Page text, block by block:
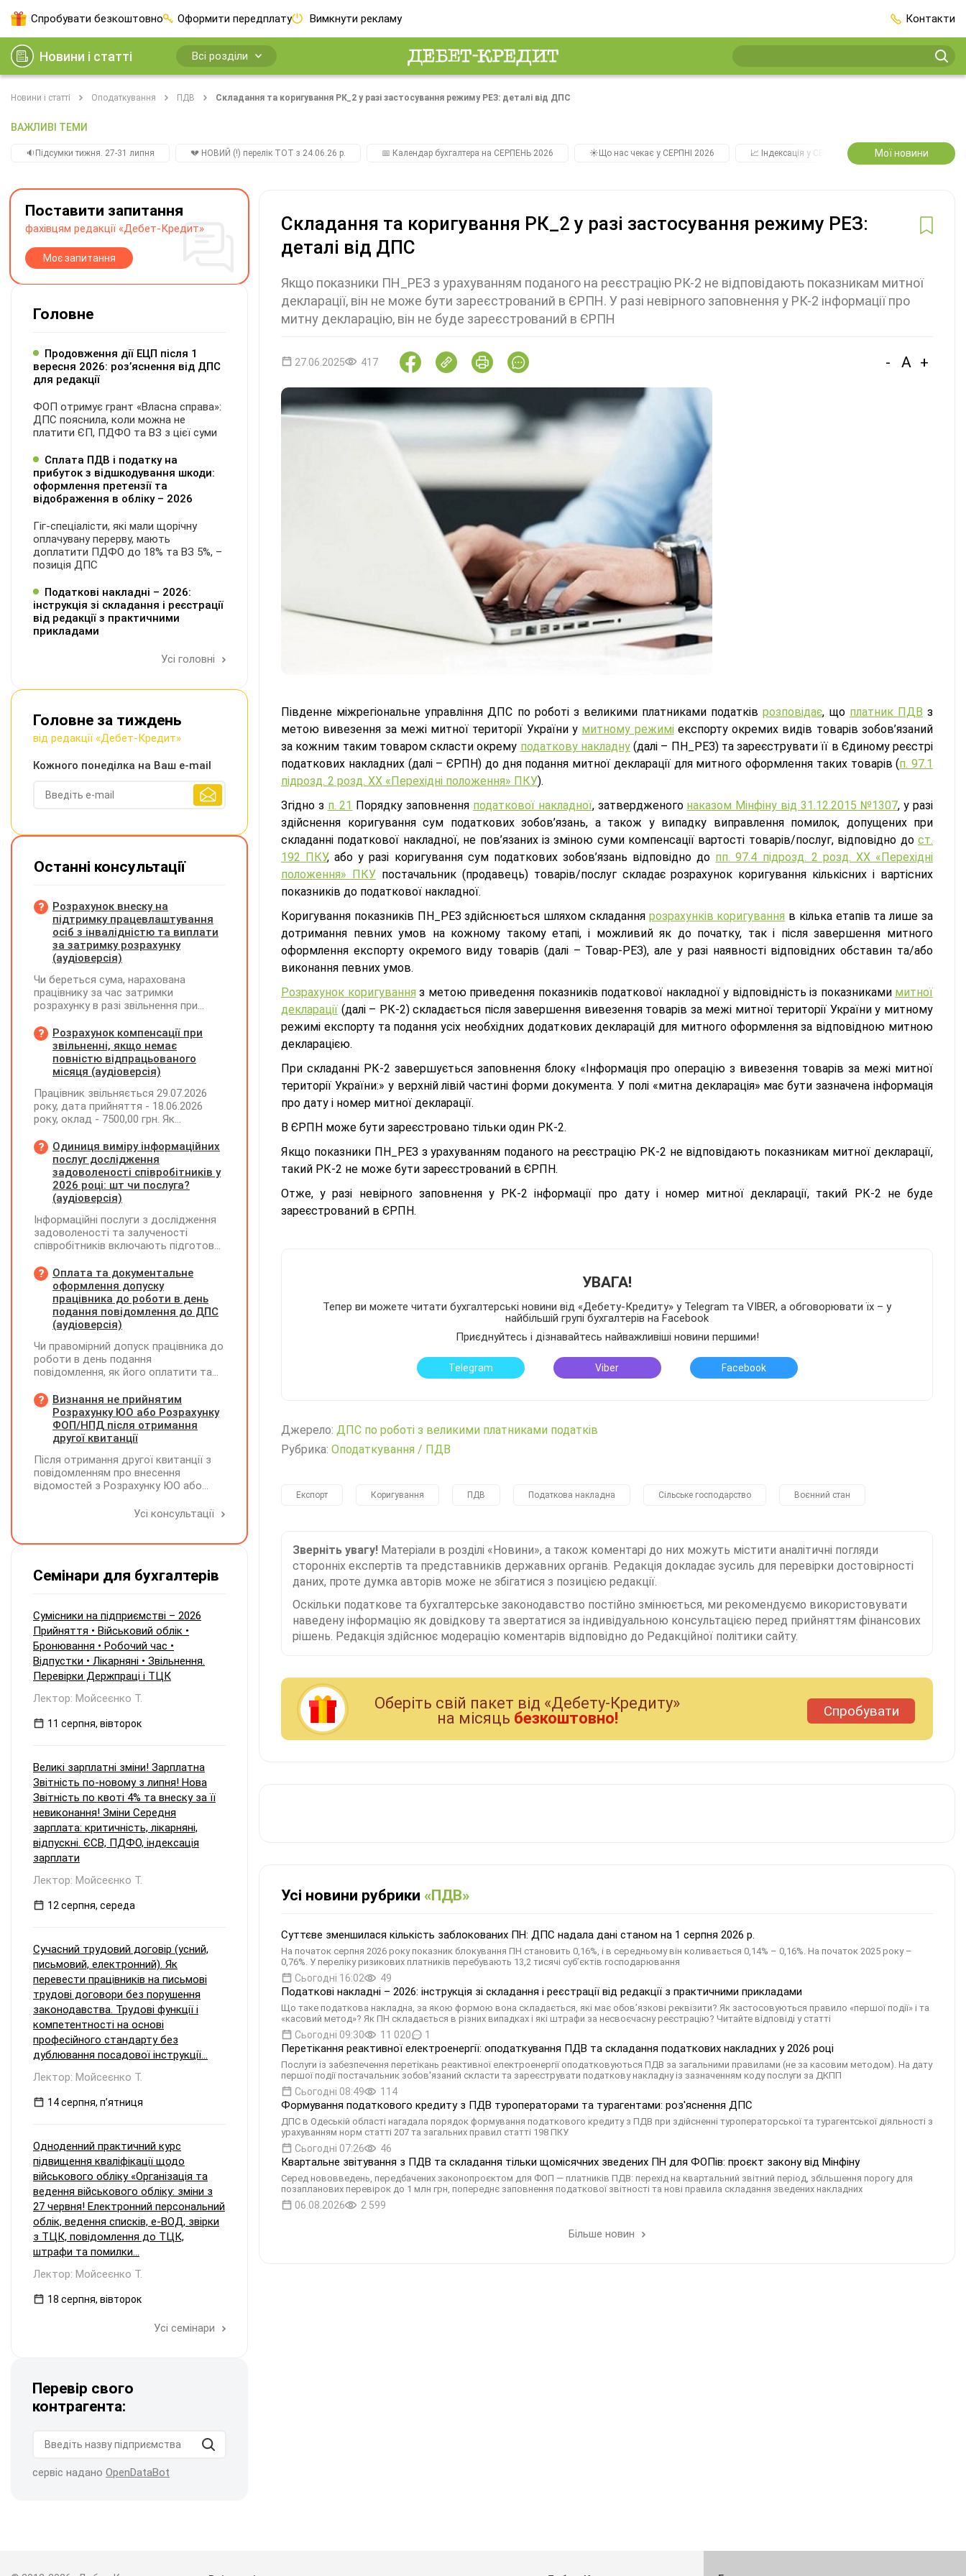
Спробувати безкоштовно Оформити передплату Вимкнути рекламу Контакти
Новини і статті Всі розділи
Новини і статті Оподаткування ПДВ Складання та коригування РК_2 у разі застосування режиму РЕЗ: деталі від ДПС
ВАЖЛИВІ ТЕМИ
🔉Підсумки тижня. 27-31 липня 💔 НОВИЙ (!) перелік ТОТ з 24.06.26 р. 📅 Календар бухгалтера на СЕРПЕНЬ 2026 ☀️Що нас чекає у СЕРПНІ 2026 📈 Індексація у СЕРПНІ 2️⃣0️⃣2️⃣7️⃣ Усі
Мої новини
Складання та коригування РК_2 у разі застосування режиму РЕЗ:
деталі від ДПС
Якщо показники ПН_РЕЗ з урахуванням поданого на реєстрацію РК-2 не відповідають показникам митної
декларації, він не може бути зареєстрований в ЄРПН. У разі невірного заповнення у РК-2 інформації про
митну декларацію, він не буде зареєстрований в ЄРПН
27.06.2025 417 - A +
Південне міжрегіональне управління ДПС по роботі з великими платниками податківрозповідає, що платник ПДВ з
метою вивезення за межі митної території України у митному режиміекспорту окремих видів товарів зобов’язаний
за кожним таким товаром скласти окрему податкову накладну(далі – ПН_РЕЗ) та зареєструвати її в Єдиному реєстрі
податкових накладних (далі – ЄРПН) до дня подання митної декларації для митного оформлення таких товарів (п. 97.1
підрозд. 2 розд. XX «Перехідні положення» ПКУ).
Згідно з п. 21 Порядку заповнення податкової накладної, затвердженого наказом Мінфіну від 31.12.2015 №1307, у разі
здійснення коригування сум податкових зобов’язань, а також у випадку виправлення помилок, допущених при
складанні податкової накладної, не пов’язаних із зміною суми компенсації вартості товарів/послуг, відповідно до ст.
192 ПКУ, або у разі коригування сум податкових зобов’язань відповідно до пп. 97.4 підрозд. 2 розд. XX «Перехідні
положення» ПКУпостачальник (продавець) товарів/послуг складає розрахунок коригування кількісних і вартісних
показників до податкової накладної.
Коригування показників ПН_РЕЗ здійснюється шляхом складання розрахунків коригування в кілька етапів та лише за
дотримання певних умов на кожному такому етапі, і можливий як до початку, так і після завершення митного
оформлення експорту окремого виду товарів (далі – Товар-РЕЗ), але у разі наявності відповідних обставин та/або
виконання певних умов.
Розрахунок коригуванняз метою приведення показників податкової накладної у відповідність із показниками митної
декларації (далі – РК-2) складається після завершення вивезення товарів за межі митної території України у митному
режимі експорту та подання усіх необхідних додаткових декларацій для митного оформлення за відповідною митною
декларацією.
При складанні РК-2 завершується заповнення блоку «Інформація про операцію з вивезення товарів за межі митної
території України:» у верхній лівій частині форми документа. У полі «митна декларація» має бути зазначена інформація
про дату і номер митної декларації.
В ЄРПН може бути зареєстровано тільки один РК-2.
Якщо показники ПН_РЕЗ з урахуванням поданого на реєстрацію РК-2 не відповідають показникам митної декларації,
такий РК-2 не може бути зареєстрований в ЄРПН.
Отже, у разі невірного заповнення у РК-2 інформації про дату і номер митної декларації, такий РК-2 не буде
зареєстрований в ЄРПН.
УВАГА!
Тепер ви можете читати бухгалтерські новини від «Дебету-Кредиту» у Telegram та VIBER, а обговорювати їх – у
найбільшій групі бухгалтерів на Facebook
Приєднуйтесь і дізнавайтесь найважливіші новини першими!
Telegram Viber Facebook
Джерело: ДПС по роботі з великими платниками податків
Рубрика: Оподаткування / ПДВ
Експорт Коригування ПДВ Податкова накладна Сільське господарство Воєнний стан
Зверніть увагу! Матеріали в розділі «Новини», а також коментарі до них можуть містити аналітичні погляди
сторонніх експертів та представників державних органів. Редакція докладає зусиль для перевірки достовірності
даних, проте думка авторів може не збігатися з позицією редакції.
Оскільки податкове та бухгалтерське законодавство постійно змінюється, ми рекомендуємо використовувати
наведену інформацію як довідкову та звертатися за індивідуальною консультацією перед прийняттям фінансових
рішень. Редакція здійснює модерацію коментарів відповідно до Редакційної політики сайту.
Оберiть свiй пакет вiд «Дебету-Кредиту»
на мiсяць безкоштовно! Спробувати
Усі новини рубрики «ПДВ»
Суттєве зменшилася кількість заблокованих ПН: ДПС надала дані станом на 1 серпня 2026 р.
На початок серпня 2026 року показник блокування ПН становить 0,16%, і в середньому він коливається 0,14% – 0,16%. На початок 2025 року –
0,76%. У переліку ризикових платників перебувають 13,2 тисячі суб’єктів господарювання
Сьогодні 16:02 49
Податкові накладні – 2026: інструкція зі складання і реєстрації від редакції з практичними прикладами
Що таке податкова накладна, за якою формою вона складається, які має обов’язкові реквізити? Як застосовуються правило «першої події» і та
«касовий метод»? Як ПН складається в різних випадках і які штрафи за несвоєчасну реєстрацію? Читайте відповіді у статті
Сьогодні 09:30 11 020 1
Перетікання реактивної електроенергії: оподаткування ПДВ та складання податкових накладних у 2026 році
Послуги із забезпечення перетікань реактивної електроенергії оподатковуються ПДВ за загальними правилами (не за касовим методом). На дату
першої події постачальник зобов'язаний скласти та зареєструвати податкову накладну із зазначенням коду послуги за ДКПП
Сьогодні 08:49 114
Формування податкового кредиту з ПДВ туроператорами та турагентами: роз'яснення ДПС
ДПС в Одеській області нагадала порядок формування податкового кредиту з ПДВ при здійсненні туроператорської та турагентської діяльності з
урахуванням норм статті 207 та загальних правил статті 198 ПКУ
Сьогодні 07:26 46
Квартальне звітування з ПДВ та складання тільки щомісячних зведених ПН для ФОПів: проєкт закону від Мінфіну
Серед нововведень, передбачених законопроєктом для ФОП — платників ПДВ: перехід на квартальний звітний період, збільшення порогу для
позапланових перевірок до 1 млн грн, попереднє заповнення податкової звітності та нові правила складання зведених накладних
06.08.2026 2 599
Більше новин
Поставити запитання
фахівцям редакції «Дебет-Кредит»
Моє запитання
Головне
Продовження дії ЕЦП після 1
вересня 2026: розʼяснення від ДПС
для редакції
ФОП отримує грант «Власна справа»:
ДПС пояснила, коли можна не
платити ЄП, ПДФО та ВЗ з цієї суми
Сплата ПДВ і податку на
прибуток з відшкодування шкоди:
оформлення претензії та
відображення в обліку – 2026
Гіг-спеціалісти, які мали щорічну
оплачувану перерву, мають
доплатити ПДФО до 18% та ВЗ 5%, –
позиція ДПС
Податкові накладні – 2026:
інструкція зі складання і реєстрації
від редакції з практичними
прикладами
Усі головні
Головне за тиждень
від редакції «Дебет-Кредит»
Кожного понеділка на Ваш e-mail
Останні консультації
Розрахунок внеску на
підтримку працевлаштування
осіб з інвалідністю та виплати
за затримку розрахунку
(аудіоверсія)
Чи береться сума, нарахована
працівнику за час затримки
розрахунку в разі звільнення при
заробітної плати (винагороди), для
розрахунку внеску на підтримку
працевлаштування осіб з
інвалідністю?
Розрахунок компенсації при
звільненні, якщо немає
повністю відпрацьованого
місяця (аудіоверсія)
Працівник звільняється 29.07.2026
року, дата прийняття - 18.06.2026
року, оклад - 7500,00 грн. Як
невикористаних днів відпустки при
звільненні?
Одиниця виміру інформаційних
послуг дослідження
задоволеності співробітників у
2026 році: шт чи послуга?
(аудіоверсія)
Інформаційні послуги з дослідження
задоволеності та залученості
співробітників включають підготовку
проведення опитування через
EngageQ та електронну пошту,
підтримку учасників і передачу
результатів. Яку одиницю виміру
коректніше застосовувати — «шт» чи
Оплата та документальне
оформлення допуску
працівника до роботи в день
подання повідомлення до ДПС
(аудіоверсія)
Чи правомірний допуск працівника до
роботи в день подання
повідомлення, як його оплатити та
Визнання не прийнятим
Розрахунку ЮО або Розрахунку
ФОП/НПД після отримання
другої квитанції
Після отримання другої квитанції з
повідомленням про внесення
відомостей з Розрахунку ЮО або
застрахованих осіб, на підставі
Усі консультації
Семінари для бухгалтерів
Сумісники на підприємстві – 2026
Прийняття • Військовий облік •
Бронювання • Робочий час •
Відпустки • Лікарняні • Звільнення.
Перевірки Держпраці і ТЦК
Лектор: Мойсеєнко Т.
11 серпня, вівторок
Великі зарплатні зміни! Зарплатна
Звітність по-новому з липня! Нова
Звітність по квоті 4% та внеску за її
невиконання! Зміни Середня
зарплата: критичність, лікарняні,
відпускні. ЄСВ, ПДФО, індексація
зарплати
Лектор: Мойсеєнко Т.
12 серпня, середа
Сучасний трудовий договір (усний,
письмовий, електронний). Як
перевести працівників на письмові
трудові договори без порушення
законодавства. Трудові функції і
компетентності на основі
професійного стандарту без
дублювання посадової інструкції...
Лектор: Мойсеєнко Т.
14 серпня, пʼятниця
Одноденний практичний курс
підвищення кваліфікації щодо
військового обліку «Організація та
ведення військового обліку: зміни з
27 червня! Електронний персональний
облік, ведення списків, е-ВОД, звірки
з ТЦК, повідомлення до ТЦК,
штрафи та помилки...
Лектор: Мойсеєнко Т.
18 серпня, вівторок
Усі семінари
Перевір свого
контрагента:
сервіс надано OpenDataBot